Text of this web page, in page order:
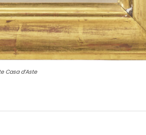
Casa d’Aste